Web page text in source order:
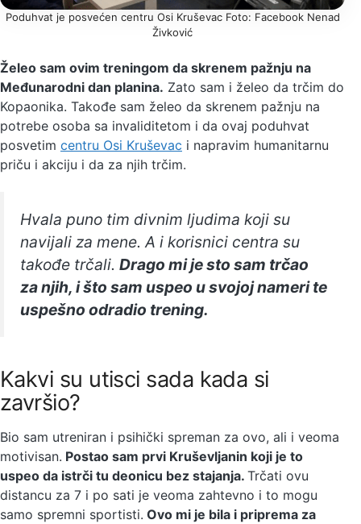
Poduhvat je posvećen centru Osi Kruševac Foto: Facebook Nenad
Živković
Želeo sam ovim treningom da skrenem pažnju na
Međunarodni dan planina. Zato sam i želeo da trčim do
Kopaonika. Takođe sam želeo da skrenem pažnju na
potrebe osoba sa invaliditetom i da ovaj poduhvat
posvetim centru Osi Kruševac i napravim humanitarnu
priču i akciju i da za njih trčim.
Hvala puno tim divnim ljudima koji su
navijali za mene. A i korisnici centra su
takođe trčali. Drago mi je sto sam trčao
za njih, i što sam uspeo u svojoj nameri te
uspešno odradio trening.
Kakvi su utisci sada kada si
završio?
Bio sam utreniran i psihički spreman za ovo, ali i veoma
motivisan. Postao sam prvi Kruševljanin koji je to
uspeo da istrči tu deonicu bez stajanja. Trčati ovu
distancu za 7 i po sati je veoma zahtevno i to mogu
samo spremni sportisti. Ovo mi je bila i priprema za